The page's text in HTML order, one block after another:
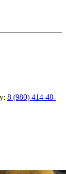
8 (980) 414-48-